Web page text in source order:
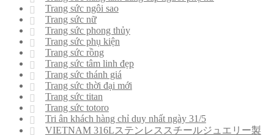
Trang sức ngôi sao
Trang sức nữ
Trang sức phong thủy
Trang sức phụ kiện
Trang sức rồng
Trang sức tâm linh đẹp
Trang sức thánh giá
Trang sức thời đại mới
Trang sức titan
Trang sức totoro
Tri ân khách hàng chỉ duy nhất ngày 31/5
VIETNAM 316Lステンレススチールジュエリー製